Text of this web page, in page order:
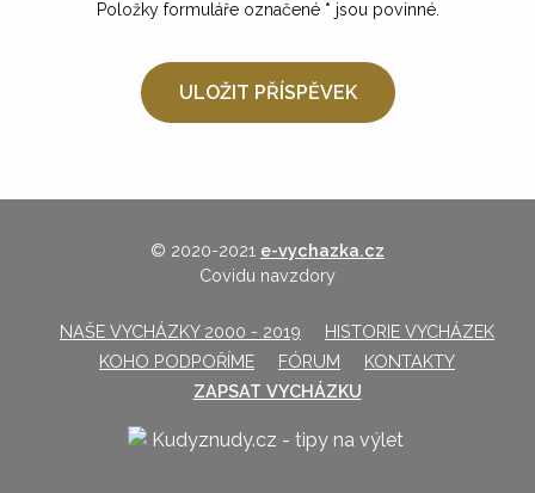
Položky formuláře označené * jsou povinné.
© 2020-2021 e-vychazka.cz
Covidu navzdory
NAŠE VYCHÁZKY 2000 - 2019
HISTORIE VYCHÁZEK
KOHO PODPOŘÍME
FÓRUM
KONTAKTY
ZAPSAT VYCHÁZKU